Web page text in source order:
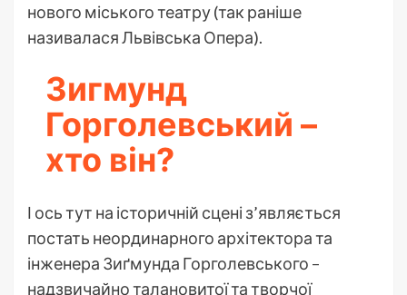
нового міського театру (так раніше
називалася Львівська Опера).
Зигмунд
Горголевський –
хто він?
І ось тут на історичній сцені з’являється
постать неординарного архітектора та
інженера Зиґмунда Горголевського –
надзвичайно талановитої та творчої